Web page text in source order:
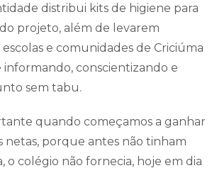
distribui kits de higiene para
projeto, além de levarem
escolas e comunidades de Criciúma
informando, conscientizando e
sem tabu.
quando começamos a ganhar
netas, porque antes não tinham
o colégio não fornecia, hoje em dia